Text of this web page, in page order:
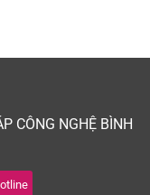
CÔNG NGHỆ BÌNH